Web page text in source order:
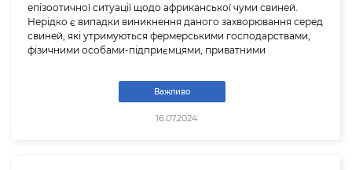
епізоотичної ситуації щодо африканської чуми свиней.
Нерідко є випадки виникнення даного захворювання серед
свиней, які утримуються фермерськими господарствами,
фізичними особами-підприємцями, приватними
Важливо
16.07.2024